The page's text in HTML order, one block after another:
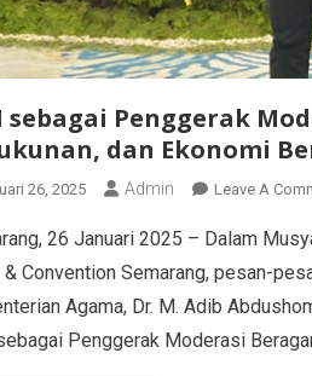
sebagai Penggerak
dan Ekonomi
26, 2025 Admin Leave A
26 Januari 2025 – Dalam
Convention Semarang, pesan-
Agama, Dr. M. Adib
Penggerak Moderasi